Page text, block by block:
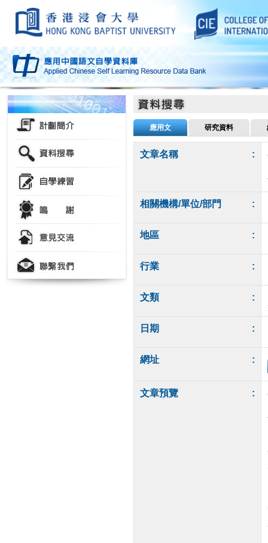
應用文 研究資料
文章名稱 :
相關機構/單位/部門 :
地區 :
行業 :
文類 :
日期 :
網址 :
文章預覽 :